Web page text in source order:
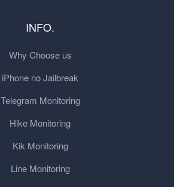
INFO.
Why Choose us
iPhone no Jailbreak
Telegram Monitoring
Hike Monitoring
Kik Monitoring
Line Monitoring